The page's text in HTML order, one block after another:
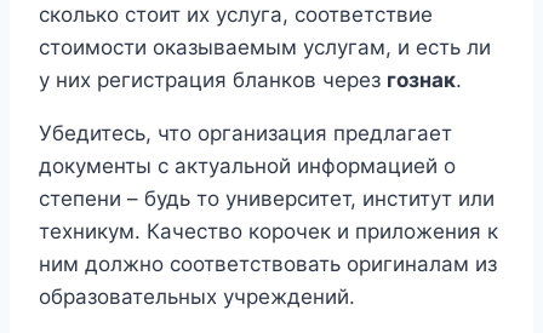
сколько стоит их услуга, соответствие
стоимости оказываемым услугам, и есть ли
у них регистрация бланков через гознак.
Убедитесь, что организация предлагает
документы с актуальной информацией о
степени – будь то университет, институт или
техникум. Качество корочек и приложения к
ним должно соответствовать оригиналам из
образовательных учреждений.